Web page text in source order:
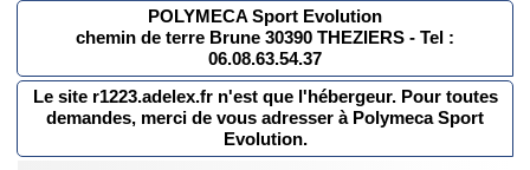
POLYMECA Sport Evolution
chemin de terre Brune 30390 THEZIERS - Tel :
06.08.63.54.37
Le site r1223.adelex.fr n'est que l'hébergeur. Pour toutes
demandes, merci de vous adresser à Polymeca Sport
Evolution.